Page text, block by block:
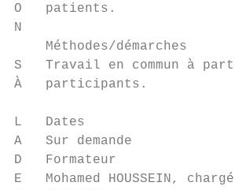
O   patients.
N
    Méthodes/démarches
S   Travail en commun à
À   participants.
L   Dates
A   Sur demande
D   Formateur
E   Mohamed HOUSSEIN,